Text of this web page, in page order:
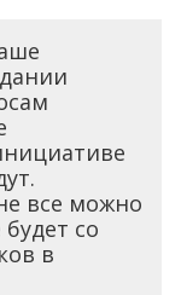
все можно
со
в